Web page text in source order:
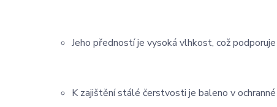
Jeho předností je vysoká vlhkost, což
K zajištění stálé čerstvosti je baleno v